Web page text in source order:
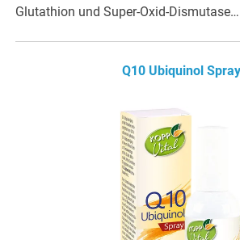
Glutathion und Super-Oxid-Dismutase…
Q10 Ubiquinol Spray